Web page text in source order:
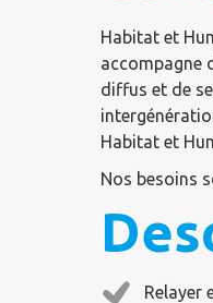
Habitat et
accompagne
diffus et de
Habitat et
Nos besoins
Relayer